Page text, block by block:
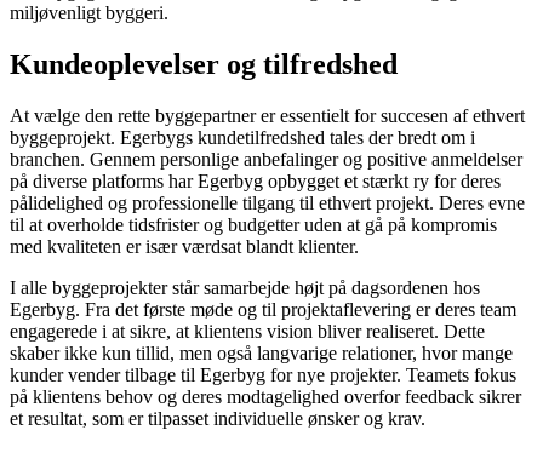
miljøvenligt byggeri.
Kundeoplevelser og tilfredshed
At vælge den rette byggepartner er essentielt for succesen af ethvert
byggeprojekt. Egerbygs kundetilfredshed tales der bredt om i
branchen. Gennem personlige anbefalinger og positive anmeldelser
på diverse platforms har Egerbyg opbygget et stærkt ry for deres
pålidelighed og professionelle tilgang til ethvert projekt. Deres evne
til at overholde tidsfrister og budgetter uden at gå på kompromis
med kvaliteten er især værdsat blandt klienter.
I alle byggeprojekter står samarbejde højt på dagsordenen hos
Egerbyg. Fra det første møde og til projektaflevering er deres team
engagerede i at sikre, at klientens vision bliver realiseret. Dette
skaber ikke kun tillid, men også langvarige relationer, hvor mange
kunder vender tilbage til Egerbyg for nye projekter. Teamets fokus
på klientens behov og deres modtagelighed overfor feedback sikrer
et resultat, som er tilpasset individuelle ønsker og krav.